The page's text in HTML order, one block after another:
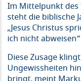
Im Mittelpunkt des
steht die biblische
„Jesus Christus
ich nicht
Diese Zusage
Ungewissheiten